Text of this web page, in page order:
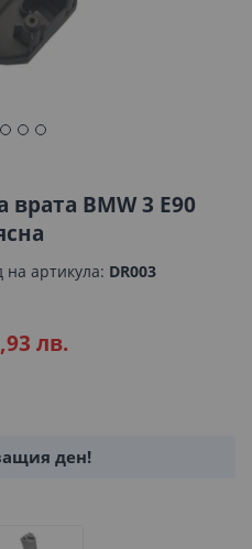
BMW 3 E90
на артикула DR003
лв.
ден!